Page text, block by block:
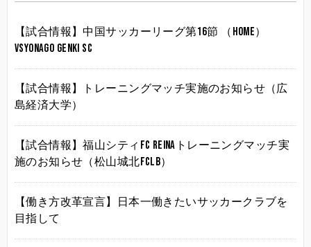
【試合情報】中国サッカーリーグ第16節 （HOME）
vsYonago Genki SC
【試合情報】トレーニングマッチ実施のお知らせ（広
島経済大学）
【試合情報】福山シティFC Reinaトレーニングマッチ実
施のお知らせ（松山城北FCLB）
【働き方改革宣言】日本一働きたいサッカークラブを
目指して